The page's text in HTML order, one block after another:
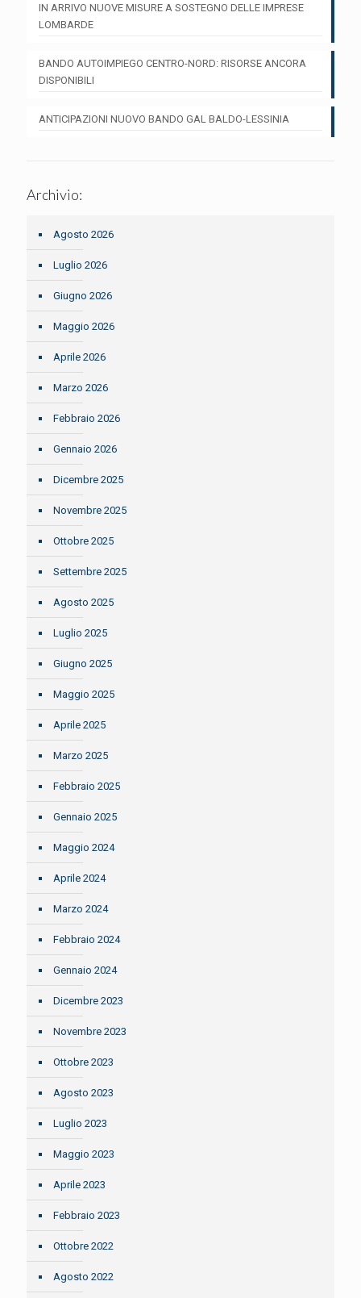
IN ARRIVO NUOVE MISURE A SOSTEGNO DELLE IMPRESE
LOMBARDE
BANDO AUTOIMPIEGO CENTRO-NORD: RISORSE ANCORA
DISPONIBILI
ANTICIPAZIONI NUOVO BANDO GAL BALDO-LESSINIA
Archivio:
Agosto 2026
Luglio 2026
Giugno 2026
Maggio 2026
Aprile 2026
Marzo 2026
Febbraio 2026
Gennaio 2026
Dicembre 2025
Novembre 2025
Ottobre 2025
Settembre 2025
Agosto 2025
Luglio 2025
Giugno 2025
Maggio 2025
Aprile 2025
Marzo 2025
Febbraio 2025
Gennaio 2025
Maggio 2024
Aprile 2024
Marzo 2024
Febbraio 2024
Gennaio 2024
Dicembre 2023
Novembre 2023
Ottobre 2023
Agosto 2023
Luglio 2023
Maggio 2023
Aprile 2023
Febbraio 2023
Ottobre 2022
Agosto 2022